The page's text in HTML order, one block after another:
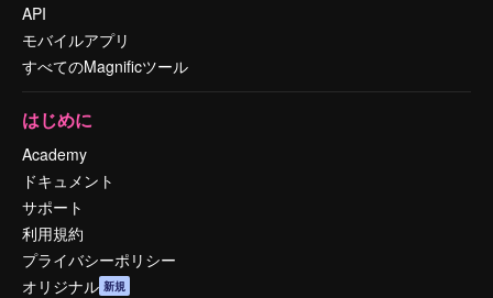
API
モバイルアプリ
すべてのMagnificツール
はじめに
Academy
ドキュメント
サポート
利用規約
プライバシーポリシー
オリジナル 新規